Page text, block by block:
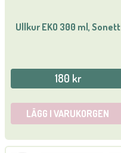
Ullkur EKO 300 ml, Sonett
180 kr
LÄGG I VARUKORGEN